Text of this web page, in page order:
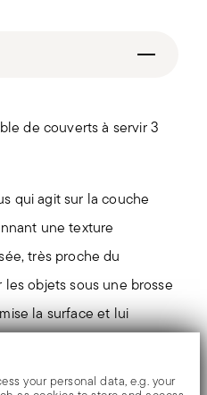
your personal data, e.g. your
de couverts à servir 3
qui agit sur la couche
une texture
très proche du
les objets sous une brosse
la surface et lui